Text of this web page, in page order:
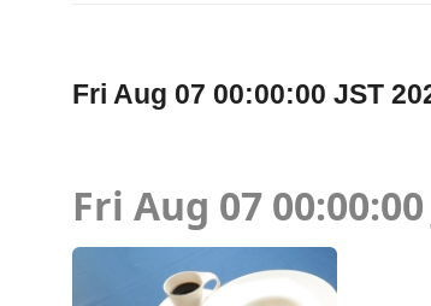
Fri Aug 07 00:00:00 JST
Fri Aug 07 00:00:00